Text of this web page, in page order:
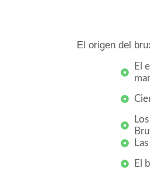
El origen del
El
El